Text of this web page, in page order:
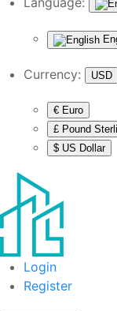
Currency: USD
€ Euro
£ Pound
$ US Dollar
Login
Register